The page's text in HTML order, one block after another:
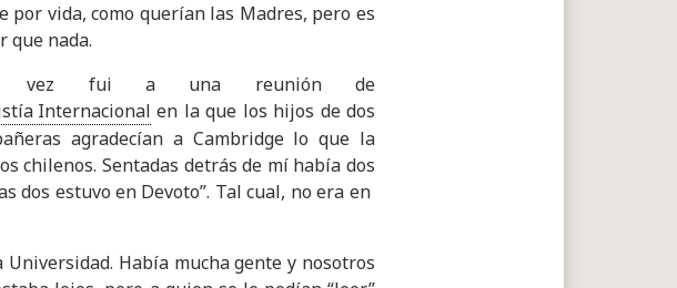
por v​ida, como querían las Madres, pero es
que nada.
vez fui a una reunión de
Internacional en la que los hijos de dos
agradecían a Cambridge lo que la
chilenos. Sentadas detrás de mí había dos
dos estuvo en Devoto”. Tal cual, no era ​en
Había mucha gente y nosotros